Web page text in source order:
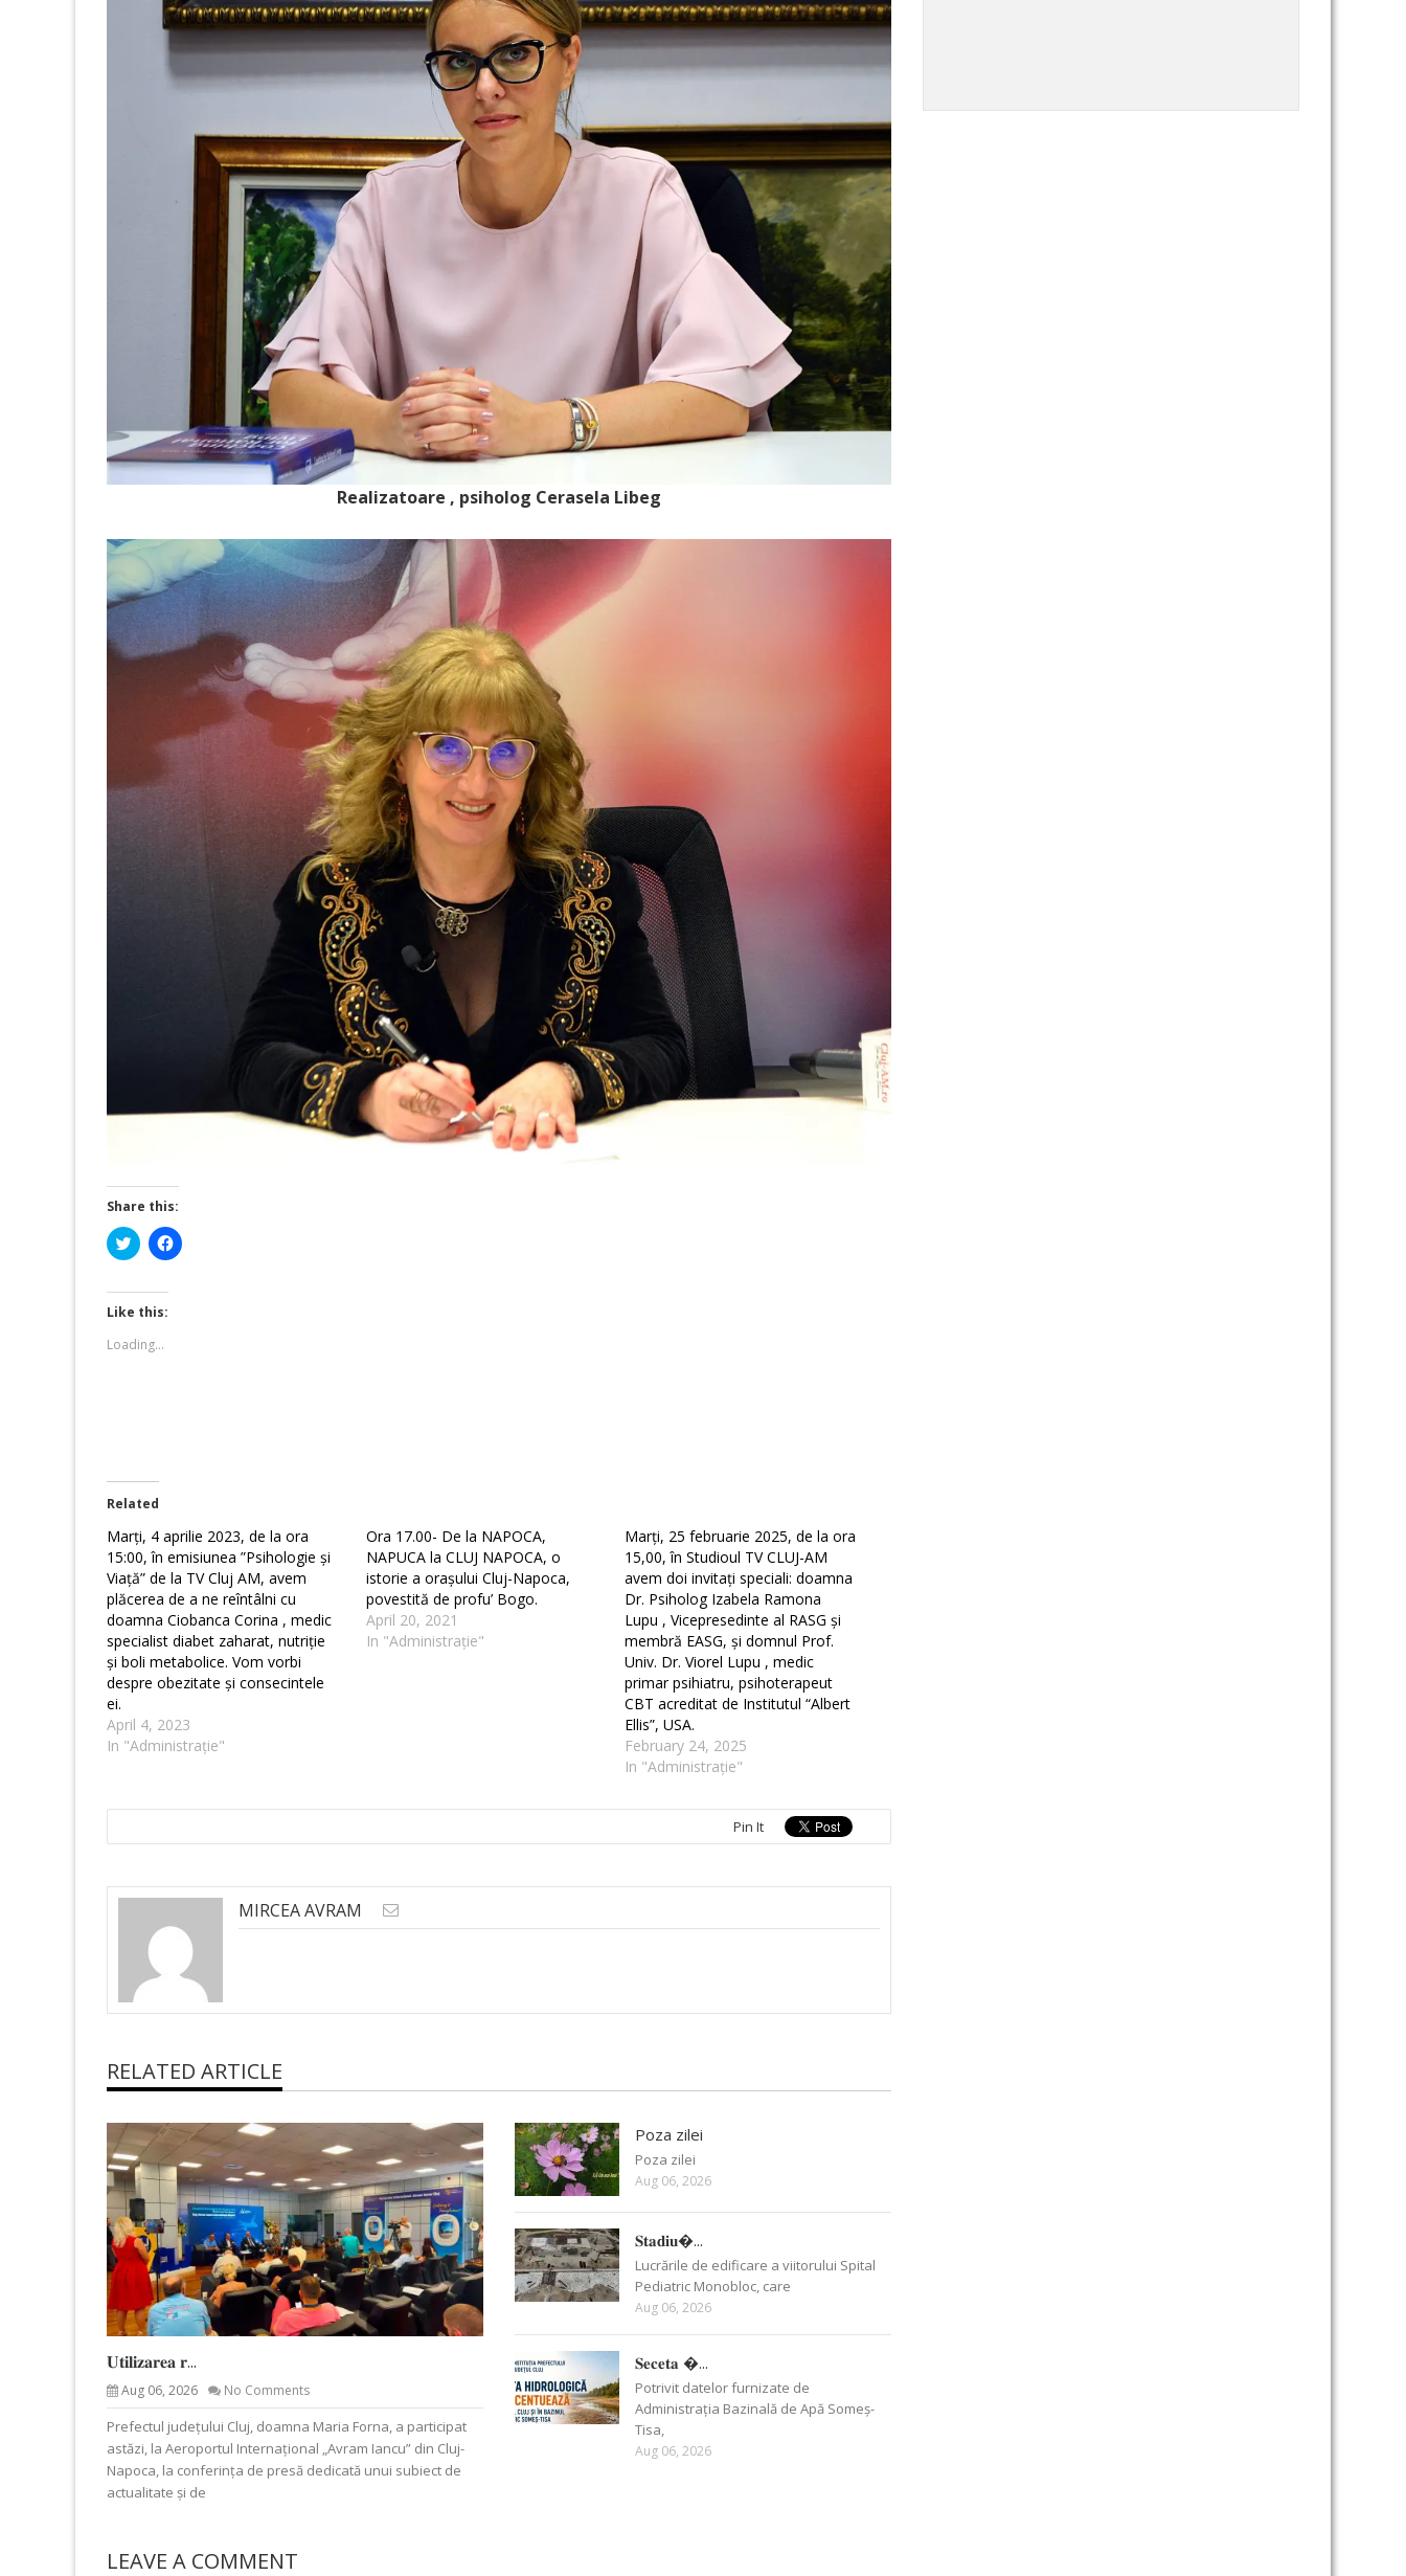
Realizatoare , psiholog Cerasela Libeg
Share this:
Click
to
Twitter
(Opens
in
new
window)
Click
to
Like this:
Loading...
Related
Marți, 4 aprilie 2023, de la ora
15:00, în emisiunea ”Psihologie și
Viață” de la TV Cluj AM, avem
plăcerea de a ne reîntâlni cu
doamna Ciobanca Corina , medic
specialist diabet zaharat, nutriție
și boli metabolice. Vom vorbi
despre obezitate și consecintele
ei.
April 4, 2023
In "Administrație"
Ora 17.00- De la NAPOCA,
NAPUCA la CLUJ NAPOCA, o
istorie a orașului Cluj-Napoca,
povestită de profu’ Bogo.
April 20, 2021
In "Administrație"
Marți, 25 februarie 2025, de la ora
15,00, în Studioul TV CLUJ-AM
avem doi invitați speciali: doamna
Dr. Psiholog Izabela Ramona
Lupu , Vicepresedinte al RASG și
membră EASG, și domnul Prof.
Univ. Dr. Viorel Lupu , medic
primar psihiatru, psihoterapeut
CBT acreditat de Institutul “Albert
Ellis”, USA.
February 24, 2025
In "Administrație"
Pin It
MIRCEA AVRAM
RELATED ARTICLE
𝐔𝐭𝐢𝐥𝐢𝐳𝐚𝐫𝐞𝐚 𝐫...
Aug 06, 2026 No Comments
Prefectul județului Cluj, doamna Maria Forna, a participat
astăzi, la Aeroportul Internațional „Avram Iancu” din Cluj-
Napoca, la conferința de presă dedicată unui subiect de
actualitate și de
Poza zilei
Poza zilei
Aug 06, 2026
𝐒𝐭𝐚𝐝𝐢𝐮�...
Lucrările de edificare a viitorului Spital
Pediatric Monobloc, care
Aug 06, 2026
𝐒𝐞𝐜𝐞𝐭𝐚 �...
Potrivit datelor furnizate de
Administrația Bazinală de Apă Someș-
Tisa,
Aug 06, 2026
LEAVE A COMMENT